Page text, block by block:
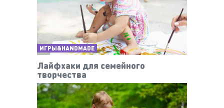
ИГРЫ&HANDMADE
Лайфхаки для семейного
творчества